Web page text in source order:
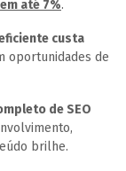
até 7%.
custa
oportunidades de
de SEO
brilhe.